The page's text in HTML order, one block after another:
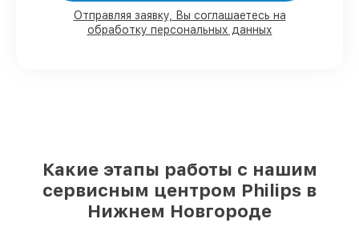
80%работ с возможностью наблюдения
90%комплектующих для
Отправляя заявку, Вы соглашаетесь на
обработку персональных данных
Какие этапы работы с нашим
сервисным центром Philips в
Нижнем Новгороде